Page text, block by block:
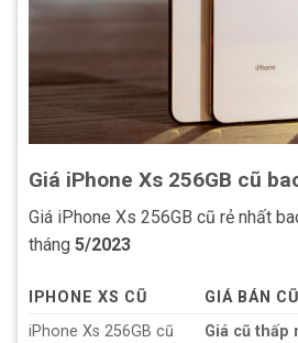
Giá iPhone Xs 256GB cũ
Giá iPhone Xs 256GB cũ rẻ nhất
tháng 5/2023
IPHONE XS CŨ
GIÁ BÁN CŨ
iPhone Xs 256GB cũ
Giá cũ thấp